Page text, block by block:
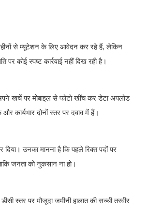
से म्यूटेशन के लिए आवेदन कर रहे हैं, लेकिन
कोई स्पष्ट कार्रवाई नहीं दिख रही है।
खर्चे पर मोबाइल से फोटो खींच कर डेटा अपलोड
कार्यभार दोनों स्तर पर दबाव में हैं।
दिया। उनका मानना है कि पहले रिक्त पदों पर
जनता को नुकसान ना हो।
स्तर पर मौजूदा जमीनी हालात की सच्ची तस्वीर